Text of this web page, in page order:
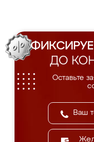
ДО
Оставьте